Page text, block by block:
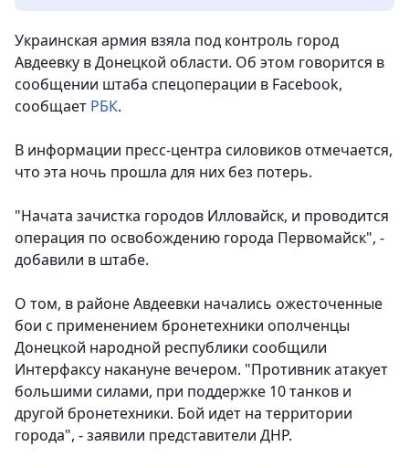
Украинская армия взяла под контроль город
Авдеевку в Донецкой области. Об этом говорится в
сообщении штаба спецоперации в Facebook,
сообщает РБК.
В информации пресс-центра силовиков отмечается,
что эта ночь прошла для них без потерь.
"Начата зачистка городов Илловайск, и проводится
операция по освобождению города Первомайск", -
добавили в штабе.
О том, в районе Авдеевки начались ожесточенные
бои с применением бронетехники ополченцы
Донецкой народной республики сообщили
Интерфаксу накануне вечером. "Противник атакует
большими силами, при поддержке 10 танков и
другой бронетехники. Бой идет на территории
города", - заявили представители ДНР.